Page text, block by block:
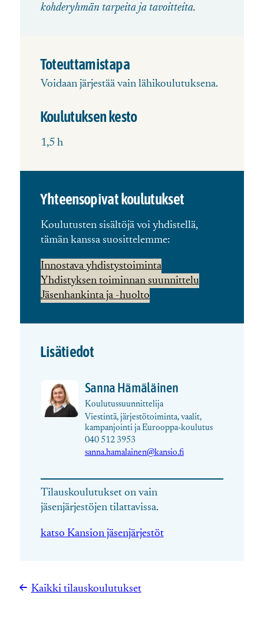
kohderyhmän tarpeita ja tavoitteita.
Toteuttamistapa
Voidaan järjestää vain lähikoulutuksena.
Koulutuksen kesto
1,5 h
Yhteensopivat koulutukset
Koulutusten sisältöjä voi yhdistellä,
tämän kanssa suosittelemme:
Innostava yhdistystoiminta
Yhdistyksen toiminnan suunnittelu
Jäsenhankinta ja -huolto
Lisätiedot
Sanna Hämäläinen
Koulutussuunnittelija
Viestintä, järjestötoiminta, vaalit,
kampanjointi ja Eurooppa-koulutus
040 512 3953
sanna.hamalainen@kansio.fi
Tilauskoulutukset on vain
jäsenjärjestöjen tilattavissa.
katso Kansion jäsenjärjestöt
Kaikki tilauskoulutukset